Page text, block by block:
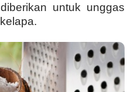
untuk unggas